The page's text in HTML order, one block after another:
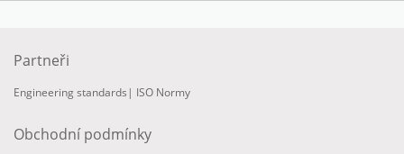
Partneři
Engineering standards | ISO Normy
Obchodní podmínky